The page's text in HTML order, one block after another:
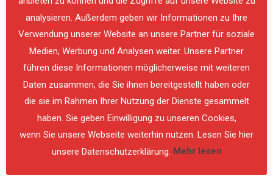
analysieren. Außerdem geben wir Informationen zu Ihre
Verwendung unserer Website an unsere Partner für soziale
Medien, Werbung und Analysen weiter. Unsere Partner
führen diese Informationen möglicherweise mit weiteren
Daten zusammen, die Sie ihnen bereitgestellt haben oder
die sie im Rahmen Ihrer Nutzung der Dienste gesammelt
haben. Sie geben Einwilligung zu unseren Cookies,
wenn Sie unsere Webseite weiterhin nutzen. Lesen Sie hier
unsere Datenschutzerklärung.
Mehr lesen